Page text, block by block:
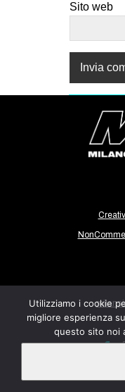
Sito web
Utilizziamo i cookie
migliore esperienza
questo sito noi